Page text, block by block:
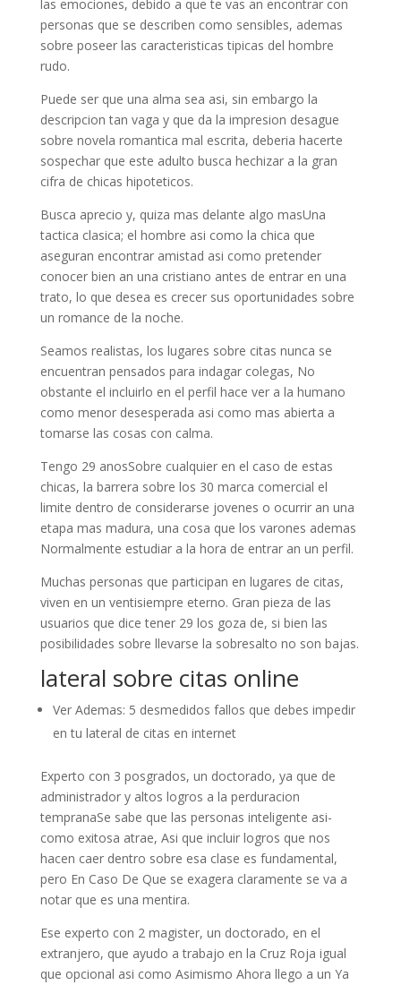
las emociones, debido a que te vas an encontrar con
personas que se describen como sensibles, ademas
sobre poseer las caracteristicas tipicas del hombre
rudo.
Puede ser que una alma sea asi, sin embargo la
descripcion tan vaga y que da la impresion desague
sobre novela romantica mal escrita, deberia hacerte
sospechar que este adulto busca hechizar a la gran
cifra de chicas hipoteticos.
Busca aprecio y, quiza mas delante algo masUna
tactica clasica; el hombre asi­ como la chica que
aseguran encontrar amistad asi­ como pretender
conocer bien an una cristiano antes de entrar en una
trato, lo que desea es crecer sus oportunidades sobre
un romance de la noche.
Seamos realistas, los lugares sobre citas nunca se
encuentran pensados para indagar colegas, No
obstante el incluirlo en el perfil hace ver a la humano
como menor desesperada asi­ como mas abierta a
tomarse las cosas con calma.
Tengo 29 anosSobre cualquier en el caso de estas
chicas, la barrera sobre los 30 marca comercial el
limite dentro de considerarse jovenes o ocurrir an una
etapa mas madura, una cosa que los varones ademas
Normalmente estudiar a la hora de entrar an un perfil.
Muchas personas que participan en lugares de citas,
viven en un ventisiempre eterno. Gran pieza de las
usuarios que dice tener 29 los goza de, si bien las
posibilidades sobre llevarse la sobresalto no son bajas.
lateral sobre citas online
Ver Ademas: 5 desmedidos fallos que debes impedir
en tu lateral de citas en internet
Experto con 3 posgrados, un doctorado, ya que de
administrador y altos logros a la perduracion
tempranaSe sabe que las personas inteligente asi­
como exitosa atrae, Asi que incluir logros que nos
hacen caer dentro sobre esa clase es fundamental,
pero En Caso De Que se exagera claramente se va a
notar que es una mentira.
Ese experto con 2 magister, un doctorado, en el
extranjero, que ayudo a trabajo en la Cruz Roja igual
que opcional asi­ como Asimismo Ahora llego a un Ya